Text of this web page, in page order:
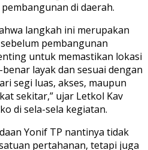
di daerah.
langkah ini merupakan
pembangunan
untuk memastikan lokasi
layak dan sesuai dengan
segi luas, akses, maupun
sekitar,” ujar Letkol Kav
di sela-sela kegiatan.
Yonif TP nantinya tidak
pertahanan, tetapi juga